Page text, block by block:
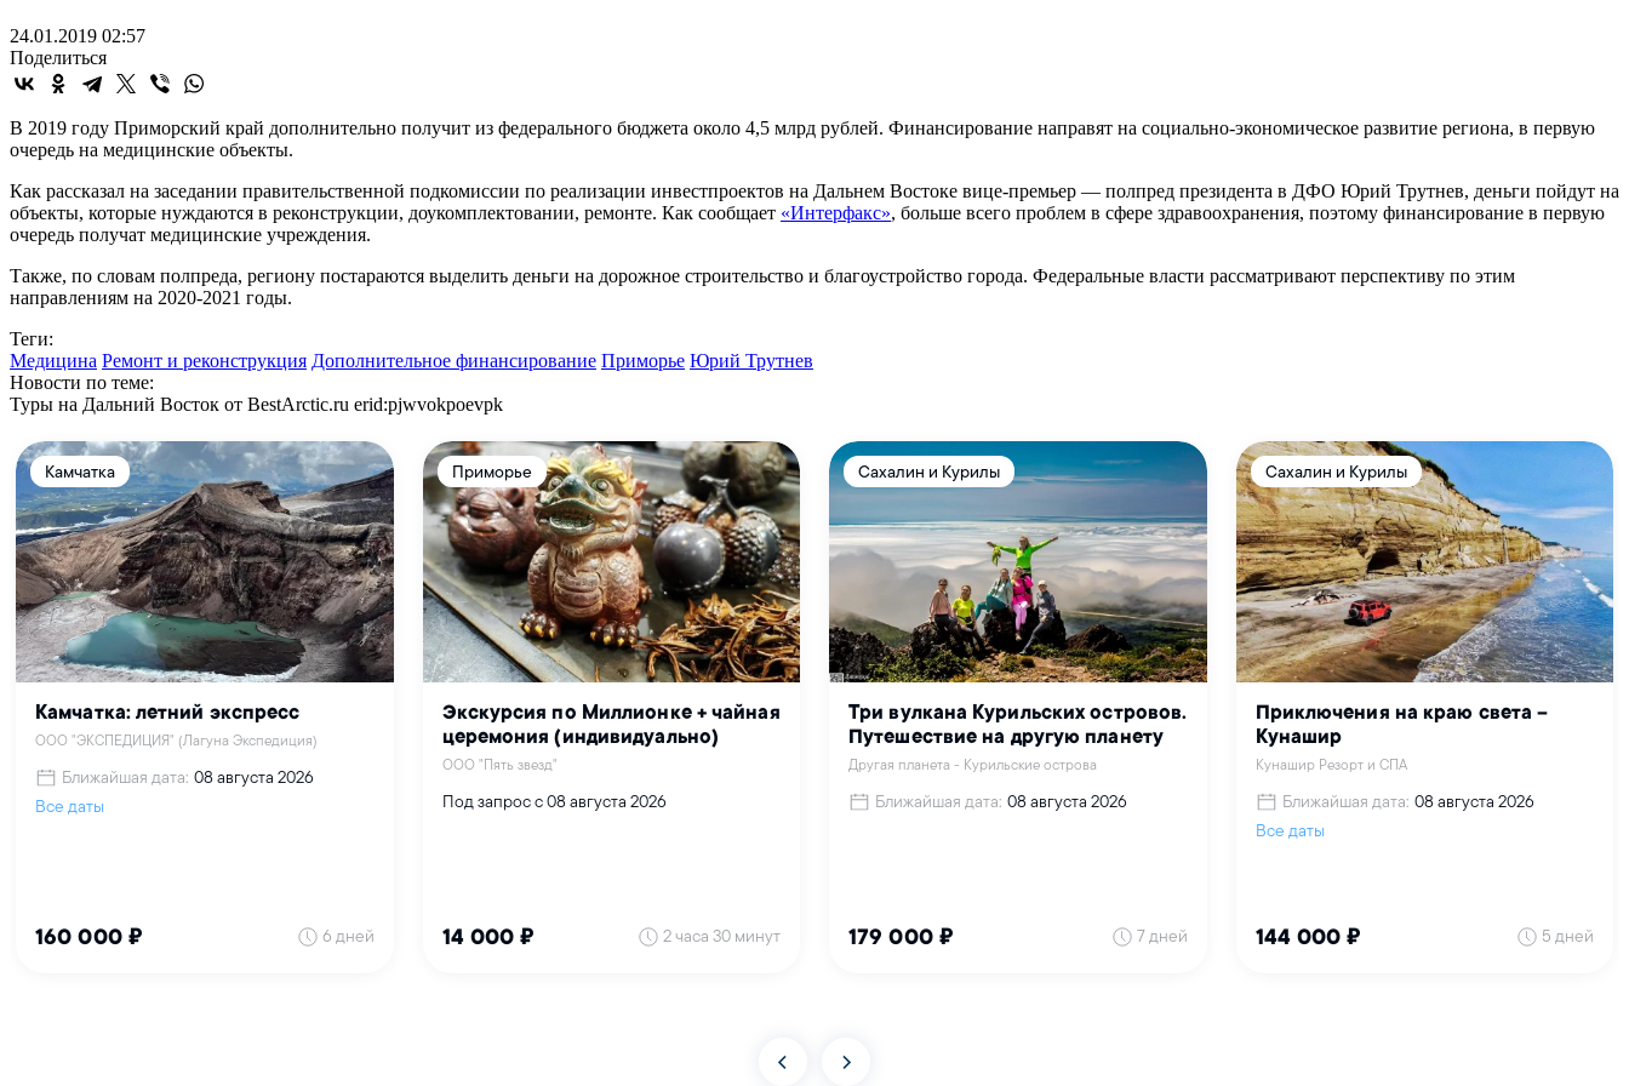
24.01.2019 02:57
Поделиться
В 2019 году Приморский край дополнительно получит из федерального бюджета около 4,5 млрд рублей. Финансирование направят на социально-экономическое развитие региона, в первую
очередь на медицинские объекты.
Как рассказал на заседании правительственной подкомиссии по реализации инвестпроектов на Дальнем Востоке вице-премьер — полпред президента в ДФО Юрий Трутнев, деньги пойдут на
объекты, которые нуждаются в реконструкции, доукомплектовании, ремонте. Как сообщает «Интерфакс», больше всего проблем в сфере здравоохранения, поэтому финансирование в первую
очередь получат медицинские учреждения.
Также, по словам полпреда, региону постараются выделить деньги на дорожное строительство и благоустройство города. Федеральные власти рассматривают перспективу по этим
направлениям на 2020-2021 годы.
Теги:
Медицина Ремонт и реконструкция Дополнительное финансирование Приморье Юрий Трутнев
Новости по теме:
Туры на Дальний Восток от BestArctic.ru erid:pjwvokpoevpk